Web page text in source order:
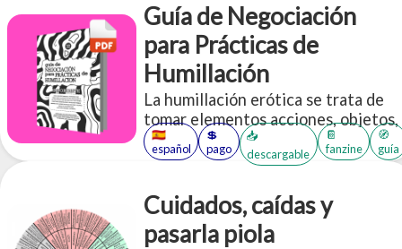
Guía de Negociación
para Prácticas de
Humillación
La humillación erótica se trata de
tomar elementos acciones, objetos,
palabras que en el “mundo exterior”
(subjetivo de cada persona) nos
contextualziarlas eróticamente a
través de un lente de apreciación,
cuidado, aceptación y disfrute.
🇪🇸
español
💲
pago
📥
descargable
📔
fanzine
🧭
guía
Cuidados, caídas y
pasarla piola